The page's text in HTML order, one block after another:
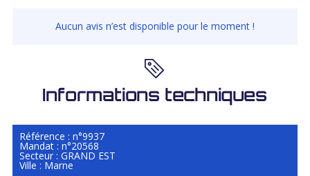
Aucun avis n’est disponible pour le moment !
Informations techniques
Référence : n°9937
Mandat : n°20568
Secteur : GRAND EST
Ville : Marne